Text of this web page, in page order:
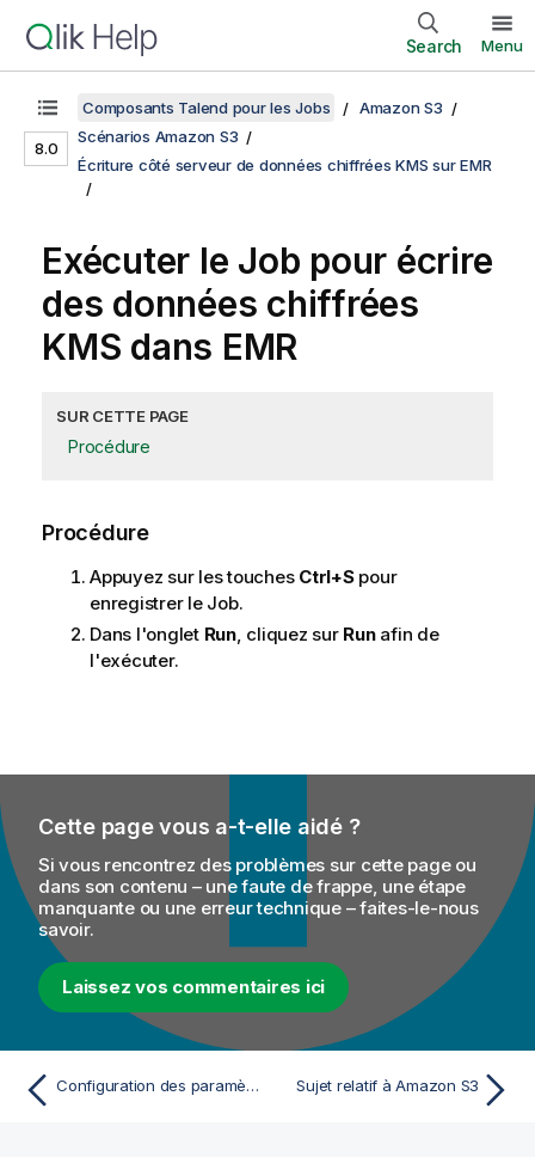
Search Menu
8.0
Composants Talend pour les Jobs
Amazon S3
Scénarios Amazon S3
Écriture côté serveur de données chiffrées KMS sur EMR
Exécuter le Job pour écrire
des données chiffrées
KMS dans EMR
SUR CETTE PAGE
Procédure
Procédure
Appuyez sur les touches Ctrl+Spour
enregistrer le Job.
Dans l'onglet Run, cliquez sur Runafin de
l'exécuter.
Cette page vous a-t-elle aidé ?
Si vous rencontrez des problèmes sur cette page ou
dans son contenu – une faute de frappe, une étape
manquante ou une erreur technique – faites-le-nous
savoir.
Laissez vos commentaires ici
Configuration des paramètres de connexion à EMR Sujet relatif à Amazon S3